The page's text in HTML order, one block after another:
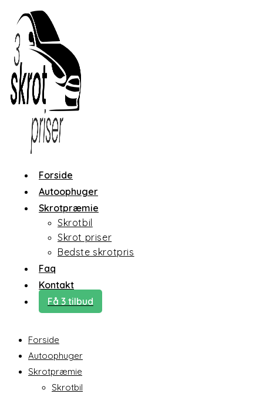
content
Forside
Autoophuger
Skrotpræmie
Skrotbil
Skrot priser
Bedste skrotpris
Faq
Kontakt
Få 3 tilbud
Forside
Autoophuger
Skrotpræmie
Skrotbil